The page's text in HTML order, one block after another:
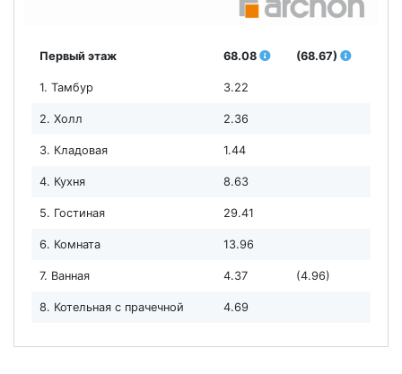
Первый этаж 68.08 (68.67)
1. Тамбур 3.22
2. Холл 2.36
3. Кладовая 1.44
4. Кухня 8.63
5. Гостиная 29.41
6. Комната 13.96
7. Ванная 4.37 (4.96)
8. Котельная с прачечной 4.69